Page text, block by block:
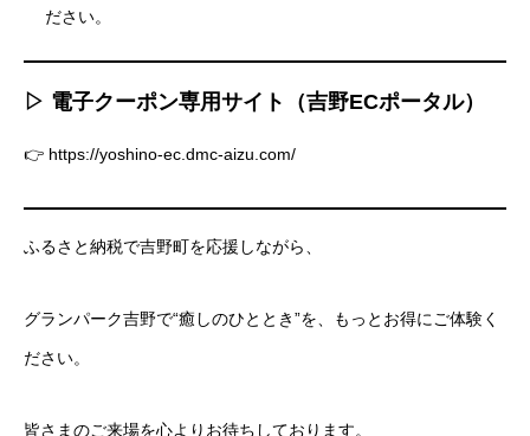
ださい。
▷ 電子クーポン専用サイト（吉野ECポータル）
👉 https://yoshino-ec.dmc-aizu.com/
ふるさと納税で吉野町を応援しながら、
グランパーク吉野で“癒しのひととき”を、もっとお得にご体験く
ださい。
皆さまのご来場を心よりお待ちしております。